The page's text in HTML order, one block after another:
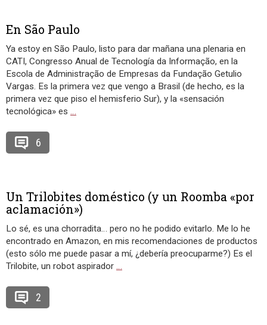
En São Paulo
Ya estoy en São Paulo, listo para dar mañana una plenaria en
CATI, Congresso Anual de Tecnología da Informação, en la
Escola de Administração de Empresas da Fundação Getulio
Vargas. Es la primera vez que vengo a Brasil (de hecho, es la
primera vez que piso el hemisferio Sur), y la «sensación
tecnológica» es …
6
Un Trilobites doméstico (y un Roomba «por
aclamación»)
Lo sé, es una chorradita… pero no he podido evitarlo. Me lo he
encontrado en Amazon, en mis recomendaciones de productos
(esto sólo me puede pasar a mí, ¿debería preocuparme?) Es el
Trilobite, un robot aspirador …
2